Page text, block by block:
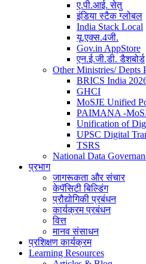
ए.पी.आई. सेतु
इंडिया स्टैक ग्लोबल
India Stack Local
यू.एक्स.4जी.
Gov.in AppStore
एन.ई.जी.डी. डैशबोर्ड
Other Ministries/ Depts
BRICS India
GHCI
MoSJE Unified
PAIMANA -
Unification of
UPSC Digital
TSRS
National Data
प्रभाग
जागरूकता और संचार
केपॅसिटी बिल्डिंग
प्रौद्योगिकी प्रबंधन
कार्यक्रम प्रबंधन
वित्त
मानव संसाधन
प्रशिक्षण कार्यक्रम
Learning Resources